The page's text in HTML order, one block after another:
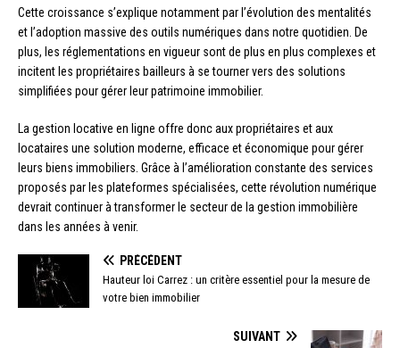
Cette croissance s’explique notamment par l’évolution des mentalités
et l’adoption massive des outils numériques dans notre quotidien. De
plus, les réglementations en vigueur sont de plus en plus complexes et
incitent les propriétaires bailleurs à se tourner vers des solutions
simplifiées pour gérer leur patrimoine immobilier.
La gestion locative en ligne offre donc aux propriétaires et aux
locataires une solution moderne, efficace et économique pour gérer
leurs biens immobiliers. Grâce à l’amélioration constante des services
proposés par les plateformes spécialisées, cette révolution numérique
devrait continuer à transformer le secteur de la gestion immobilière
dans les années à venir.
PRÉCÉDENT
Hauteur loi Carrez : un critère essentiel pour la mesure de
votre bien immobilier
SUIVANT